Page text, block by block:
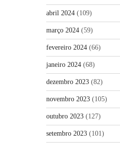
abril 2024 (109)
março 2024 (59)
fevereiro 2024 (66)
janeiro 2024 (68)
dezembro 2023 (82)
novembro 2023 (105)
outubro 2023 (127)
setembro 2023 (101)